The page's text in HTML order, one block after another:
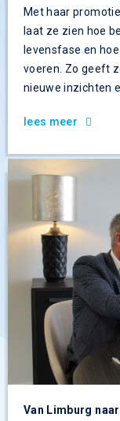
Met haar
laat ze zien hoe
levensfase en
voeren. Zo geeft
nieuwe inzichten
lees meer
Van Limburg